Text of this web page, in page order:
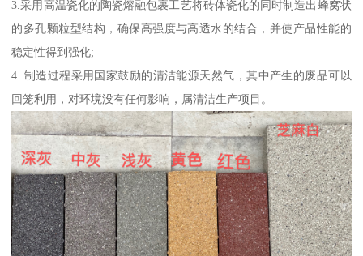
3.采用高温瓷化的陶瓷熔融包裹工艺将砖体瓷化的同时制造出蜂窝状
的多孔颗粒型结构，确保高强度与高透水的结合，并使产品性能的
稳定性得到强化;
4. 制造过程采用国家鼓励的清洁能源天然气，其中产生的废品可以
回笼利用，对环境没有任何影响，属清洁生产项目。